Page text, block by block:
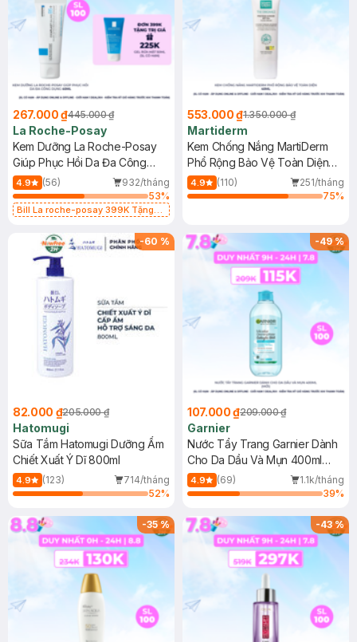
267.000 ₫445.000 ₫
La Roche-Posay
Kem Dưỡng La Roche-Posay
Giúp Phục Hồi Da Đa Công
Dụng 40ml
4.9 (56)
932/tháng
53%
Bill La roche-posay 399K Tặng
(SL có hạn)
553.000 ₫1.350.000 ₫
Martiderm
Kem Chống Nắng MartiDerm
Phổ Rộng Bảo Vệ Toàn Diện
40ml
4.9 (110)
251/tháng
75%
-60 %
82.000 ₫205.000 ₫
Hatomugi
Sữa Tắm Hatomugi Dưỡng Ẩm
Chiết Xuất Ý Dĩ 800ml
4.9 (123)
714/tháng
52%
-49%
107.000 ₫209.000 ₫
Garnier
Nước Tẩy Trang Garnier Dành
Cho Da Dầu Và Mụn 400ml
(Mới)
4.9 (69)
1.1k/tháng
39%
-35% -43%